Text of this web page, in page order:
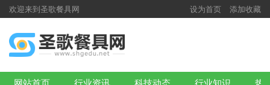
欢迎来到圣歌餐具网 设为首页 添加收藏
网站首页 行业资讯 科技动态 行业知识 热